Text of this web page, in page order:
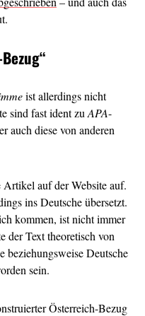
ist allerdings nicht
sind fast ident zu APA-
auch diese von anderen
auf der Website auf.
ins Deutsche übersetzt.
kommen, ist nicht immer
der Text theoretisch von
beziehungsweise Deutsche
sein.
Österreich-Bezug